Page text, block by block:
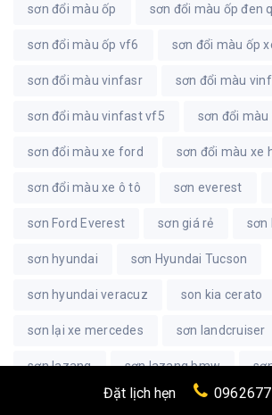
sơn đổi màu ốp sơn đổi màu ốp đen
sơn đổi màu ốp vf6 sơn đổi màu ốp
sơn đổi màu vinfasr sơn đổi màu
sơn đổi màu vinfast vf5 sơn đổi
sơn đổi màu xe ford sơn đổi màu xe
sơn đổi màu xe ô tô sơn everest
sơn Ford Everest sơn giá rẻ sơn
sơn hyundai sơn Hyundai Tucson
sơn hyundai veracuz son kia cerato
sơn lại xe mercedes sơn landcruiser
sơn lazang sơn lazang bmw
sơn lazang crv sơn lazang cx5
Đặt lịch hẹn